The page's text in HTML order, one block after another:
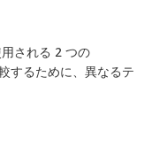
される 2 つの
するために、異なるテ